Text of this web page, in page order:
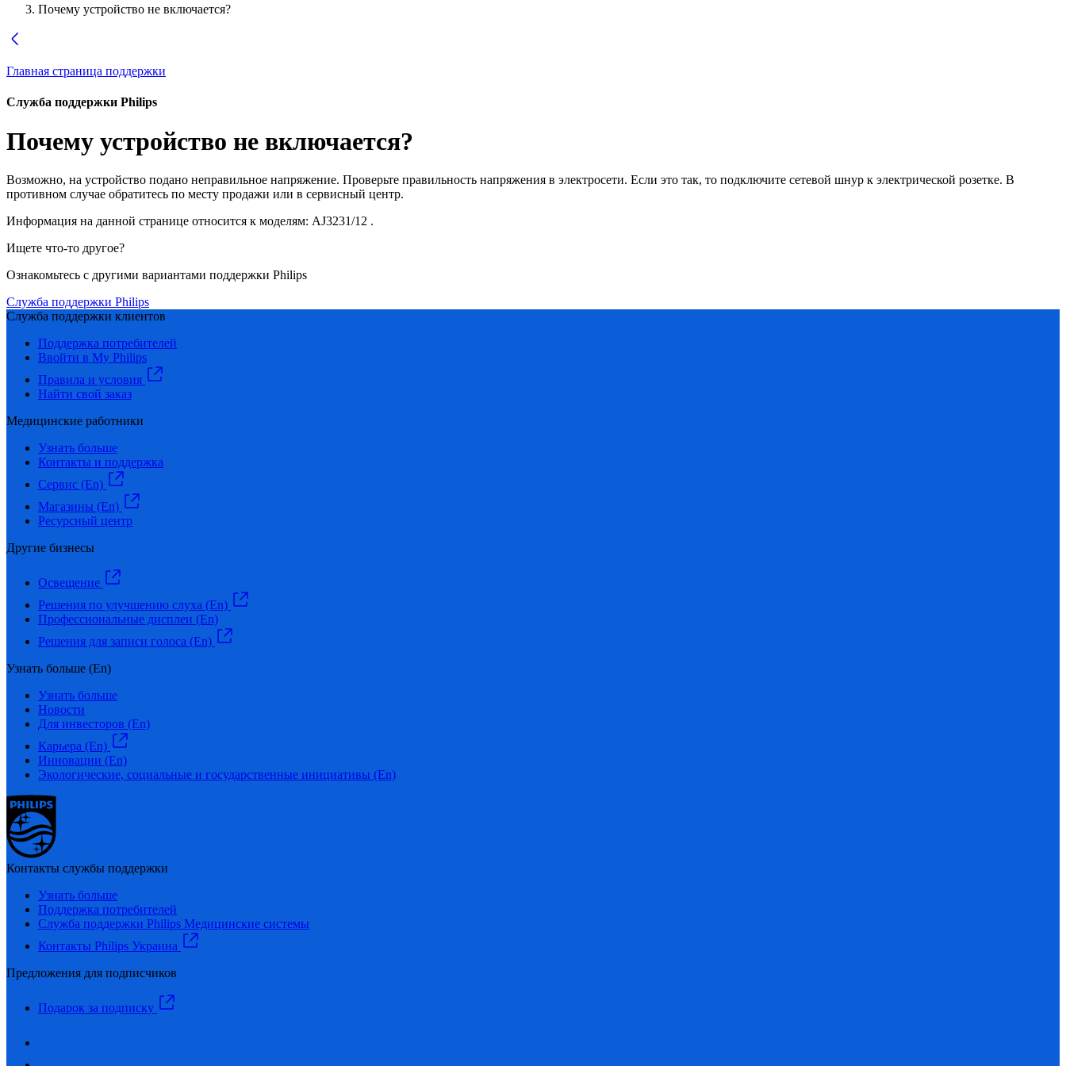
Почему устройство не включается?
Главная страница поддержки
Служба поддержки Philips
Почему устройство не включается?
Возможно, на устройство подано неправильное напряжение. Проверьте правильность напряжения в электросети. Если это так, то подключите сетевой шнур к электрической розетке. В
противном случае обратитесь по месту продажи или в сервисный центр.
Информация на данной странице относится к моделям: AJ3231/12 .
Ищете что-то другое?
Ознакомьтесь с другими вариантами поддержки Philips
Служба поддержки Philips
Служба поддержки клиентов
Поддержка потребителей
Ввойти в My Philips
Правила и условия
Найти свой заказ
Медицинские работники
Узнать больше
Контакты и поддержка
Сервис (En)
Магазины (En)
Ресурсный центр
Другие бизнесы
Освещение
Решения по улучшению слуха (En)
Профессиональные дисплеи (En)
Решения для записи голоса (En)
Узнать больше (En)
Узнать больше
Новости
Для инвесторов (En)
Карьера (En)
Инновации (En)
Экологические, социальные и государственные инициативы (En)
Контакты службы поддержки
Узнать больше
Поддержка потребителей
Служба поддержки Philips Медицинские системы
Контакты Philips Украина
Предложения для подписчиков
Подарок за подписку